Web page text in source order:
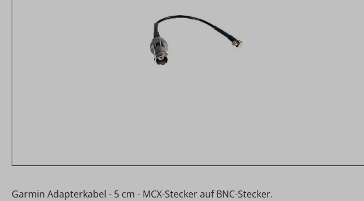
Garmin Adapterkabel - 5 cm - MCX-Stecker auf BNC-Stecker.